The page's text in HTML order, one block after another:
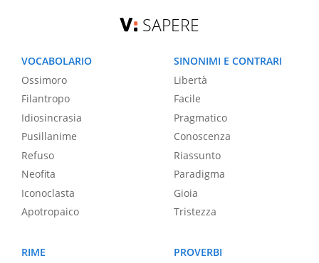
SAPERE
VOCABOLARIO
Ossimoro
Filantropo
Idiosincrasia
Pusillanime
Refuso
Neofita
Iconoclasta
Apotropaico
SINONIMI E CONTRARI
Libertà
Facile
Pragmatico
Conoscenza
Riassunto
Paradigma
Gioia
Tristezza
RIME
PROVERBI